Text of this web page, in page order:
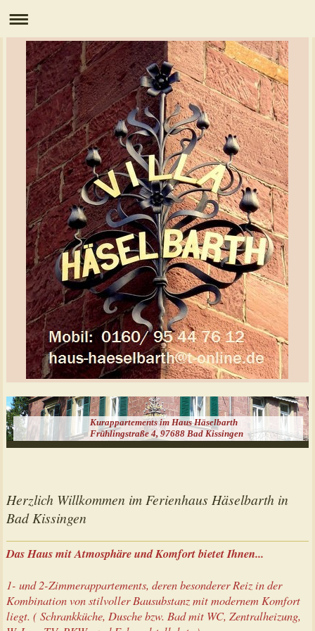
Kurappartements im Haus Häselbarth
Frühlingstraße 4, 97688 Bad Kissingen
Herzlich Willkommen im Ferienhaus Häselbarth in
Bad Kissingen
Das Haus mit Atmosphäre und Komfort bietet Ihnen...
1- und 2-Zimmerappartements, deren besonderer Reiz in der
Kombination von stilvoller Bausubstanz mit modernem Komfort
liegt. ( Schrankküche, Dusche bzw. Bad mit WC, Zentralheizung,